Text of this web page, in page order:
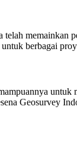
memainkan
berbagai
untuk
Geosurvey